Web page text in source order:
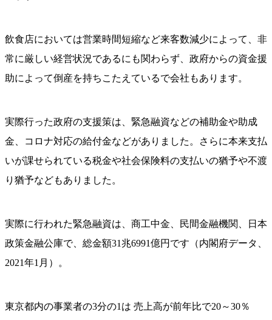
飲食店においては営業時間短縮など来客数減少によって、非
常に厳しい経営状況であるにも関わらず、政府からの資金援
助によって倒産を持ちこたえているで会社もあります。
実際行った政府の支援策は、緊急融資などの補助金や助成
金、コロナ対応の給付金などがありました。さらに本来支払
いが課せられている税金や社会保険料の支払いの猶予や不渡
り猶予などもありました。
実際に行われた緊急融資は、商工中金、民間金融機関、日本
政策金融公庫で、総金額31兆6991億円です（内閣府データ、
2021年1月）。
東京都内の事業者の3分の1は 売上高が前年比で20～30％